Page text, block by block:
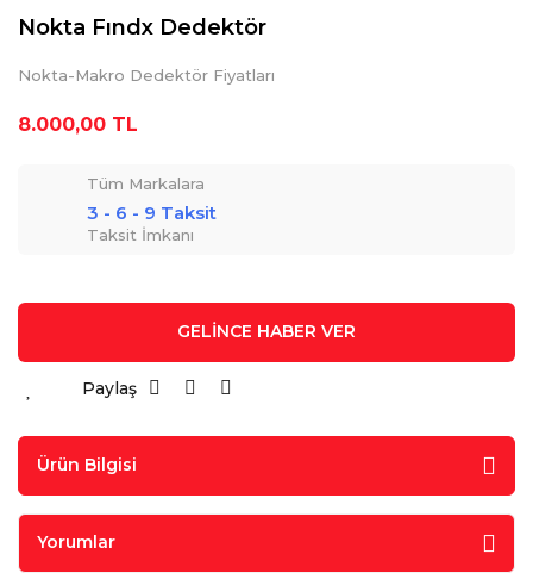
Nokta Fındx Dedektör
Nokta-Makro Dedektör Fiyatları
8.000,00 TL
Tüm Markalara
3 - 6 - 9 Taksit
Taksit İmkanı
GELİNCE HABER VER
Paylaş
Ürün Bilgisi
Yorumlar